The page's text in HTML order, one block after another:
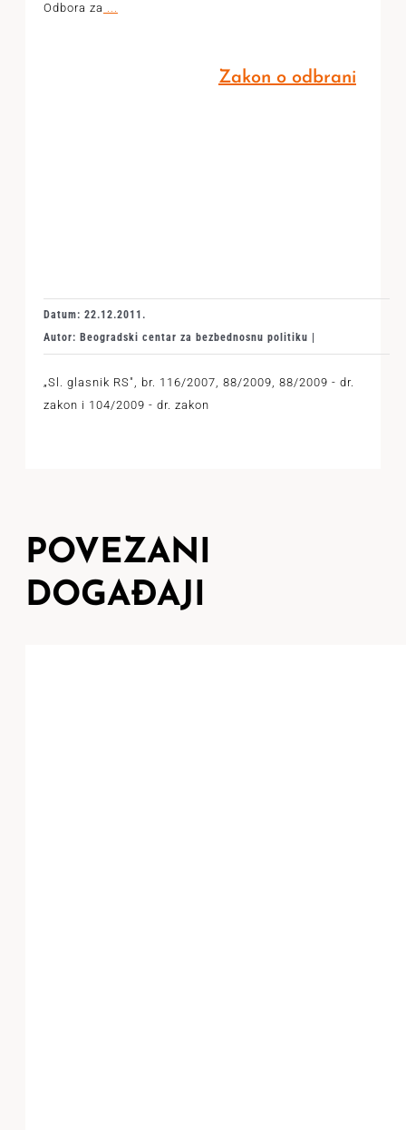
Odbora za ...
Zakon o odbrani
Datum: 22.12.2011.
Autor: Beogradski centar za bezbednosnu politiku |
„Sl. glasnik RS", br. 116/2007, 88/2009, 88/2009 - dr.
zakon i 104/2009 - dr. zakon
POVEZANI
DOGAĐAJI